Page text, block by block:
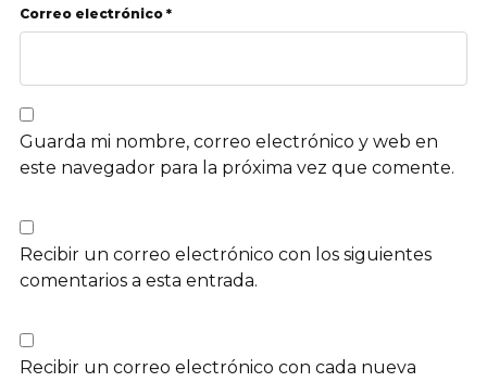
Correo electrónico *
Guarda mi nombre, correo electrónico y web en
este navegador para la próxima vez que comente.
Recibir un correo electrónico con los siguientes
comentarios a esta entrada.
Recibir un correo electrónico con cada nueva